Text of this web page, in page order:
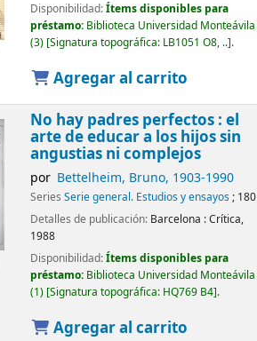
Disponibilidad:Ítems disponibles para
préstamo: Biblioteca Universidad Monteávila
(3) Signatura topográfica: LB1051 O8, .. .
Agregar al carrito
No hay padres perfectos : el
arte de educar a los hijos sin
angustias ni complejos
por Bettelheim, Bruno, 1903-1990
Series Serie general. Estudios y ensayos; 180
Detalles de publicación: Barcelona :Crítica,
1988
Disponibilidad:Ítems disponibles para
préstamo: Biblioteca Universidad Monteávila
(1) Signatura topográfica: HQ769 B4 .
Agregar al carrito